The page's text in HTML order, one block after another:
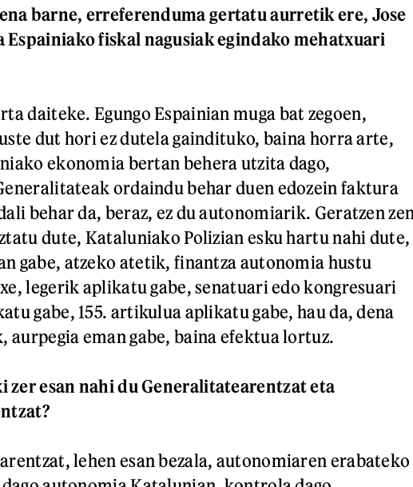
barne, erreferenduma gertatu aurretik ere, Jose
Espainiako fiskal nagusiak egindako mehatxuari
daiteke. Egungo Espainian muga bat zegoen,
dut hori ez dutela gaindituko, baina horra arte,
ekonomia bertan behera utzita dago,
ordaindu behar duen edozein faktura
behar da, beraz, ez du autonomiarik. Geratzen
dute, Kataluniako Polizian esku hartu nahi dute,
gabe, atzeko atetik, finantza autonomia hustu
legerik aplikatu gabe, senatuari edo kongresuari
gabe, 155. artikulua aplikatu gabe, hau da, dena
aurpegia eman gabe, baina efektua lortuz.
zer esan nahi du Generalitatearentzat eta
lehen esan bezala, autonomiaren erabateko